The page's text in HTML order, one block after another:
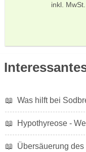
inkl.
📖 Was hilft bei
📖 Hypothyreose -
📖 Übersäuerung des